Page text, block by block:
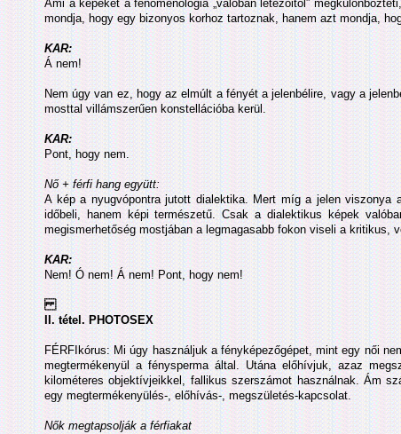
Ami a képeket a fenomenológia „valóban létezőitől”
mondja, hogy egy bizonyos korhoz tartoznak, hanem azt mondja,
KAR:
Á nem!
Nem úgy van ez, hogy az elmúlt a fényét a jelenbélire, vagy a
mosttal villámszerűen konstellációba kerül.
KAR:
Pont, hogy nem.
Nő + férfi hang együtt:
A kép a nyugvópontra jutott dialektika. Mert míg a jelen
időbeli, hanem képi természetű. Csak a dialektikus képek
megismerhetőség mostjában a legmagasabb fokon viseli a
KAR:
Nem! Ó nem! Á nem! Pont, hogy nem!
II. tétel. PHOTOSEX
FÉRFIkórus: Mi úgy használjuk a fényképezőgépet, mint egy női
megtermékenyül a fénysperma által. Utána előhívjuk, azaz
kilométeres objektívjeikkel, fallikus szerszámot használnak. Ám
egy megtermékenyülés-, előhívás-, megszületés-kapcsolat.
Nők megtapsolják a férfiakat